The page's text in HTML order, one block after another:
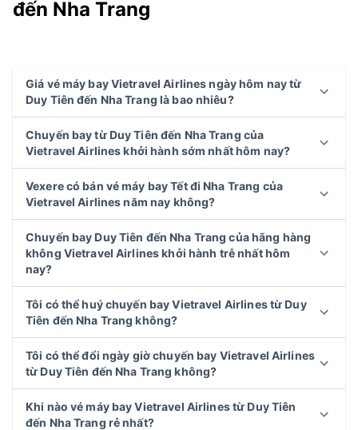
đến Nha Trang
Giá vé máy bay Vietravel Airlines ngày hôm nay từ
Duy Tiên đến Nha Trang là bao nhiêu?
Chuyến bay từ Duy Tiên đến Nha Trang của
Vietravel Airlines khởi hành sớm nhất hôm nay?
Vexere có bán vé máy bay Tết đi Nha Trang của
Vietravel Airlines năm nay không?
Chuyến bay Duy Tiên đến Nha Trang của hãng hàng
không Vietravel Airlines khởi hành trễ nhất hôm
nay?
Tôi có thể huý chuyến bay Vietravel Airlines từ Duy
Tiên đến Nha Trang không?
Tôi có thể đổi ngày giờ chuyến bay Vietravel Airlines
từ Duy Tiên đến Nha Trang không?
Khi nào vé máy bay Vietravel Airlines từ Duy Tiên
đến Nha Trang rẻ nhất?